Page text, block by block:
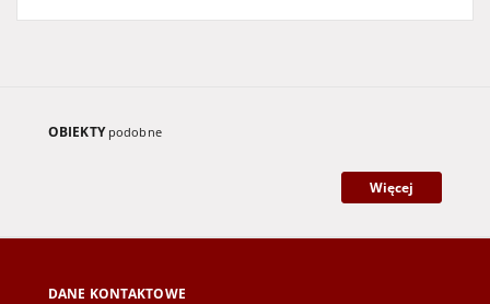
OBIEKTY podobne
Więcej
DANE KONTAKTOWE